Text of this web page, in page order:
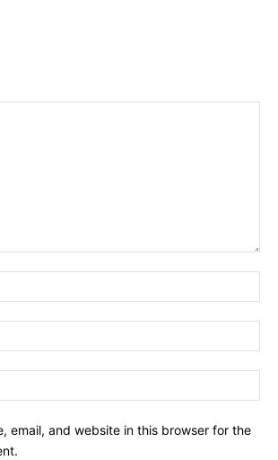
email, and website in this browser for the